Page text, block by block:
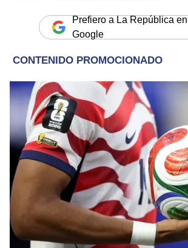
Prefiero a La República en
Google